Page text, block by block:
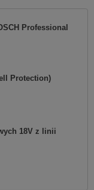
Professional
Protection)
18V z linii